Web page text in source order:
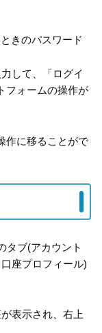
きのパスワード
して、「ログイ
フォームの操作が
作に移ることがで
タブ(アカウント
座プロフィール)
表示され、右上